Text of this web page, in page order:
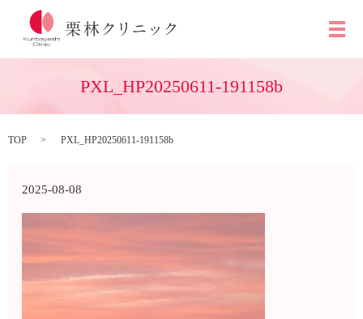
メ
PXL_HP20250611-191158b
TOP PXL_HP20250611-191158b
2025-08-08